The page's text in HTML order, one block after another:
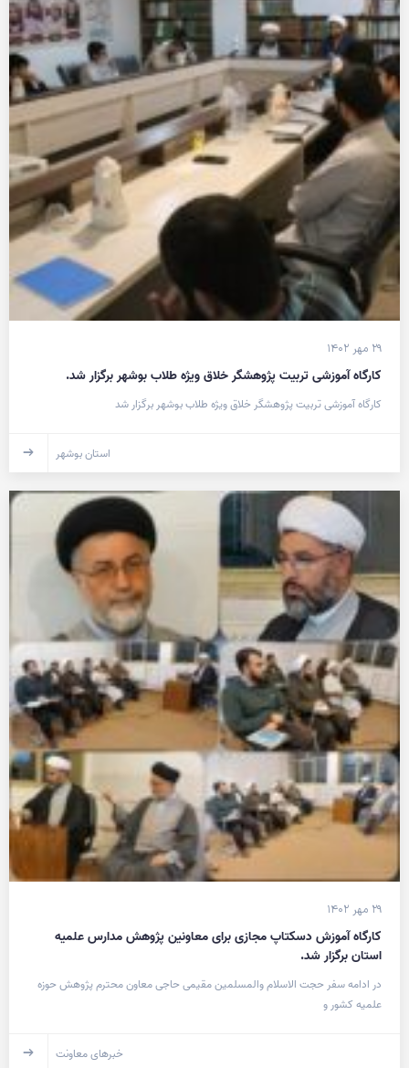
۲۹ مهر ۱۴۰۲
کارگاه آموزشی تربیت پژوهشگر خلاق ویژه طلاب بوشهر برگزار شد.
کارگاه آموزشی تربیت پژوهشگر خلاق ویژه طلاب بوشهر برگزار شد
استان بوشهر
۲۹ مهر ۱۴۰۲
کارگاه آموزش دسکتاپ مجازی برای معاونین پژوهش مدارس علمیه
استان برگزار شد.
در ادامه سفر حجت الاسلام والمسلمین مقیمی حاجی معاون محترم پژوهش حوزه
علمیه کشور و
خبرهای معاونت